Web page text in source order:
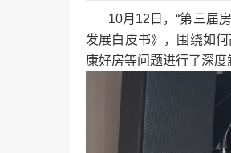
10月12日，“第三届房
发展白皮书》，围绕如
康好房等问题进行了深度